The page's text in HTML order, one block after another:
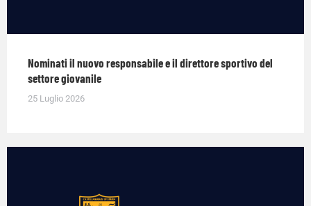
Nominati il nuovo responsabile e il direttore sportivo del
settore giovanile
25 Luglio 2026